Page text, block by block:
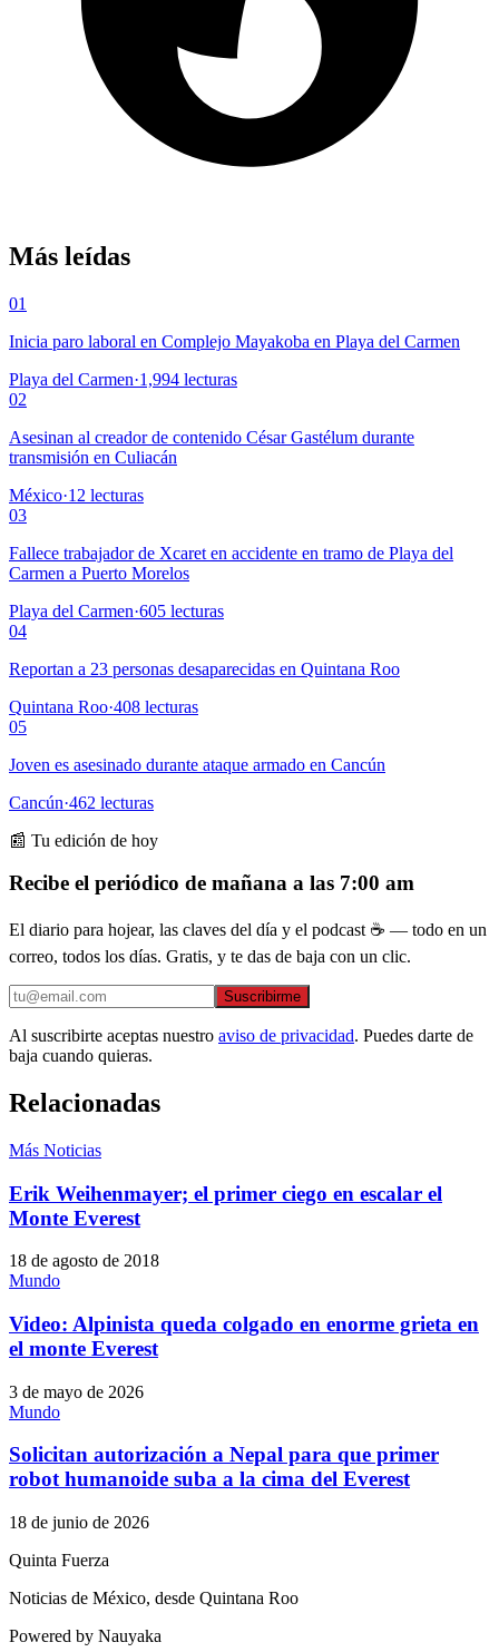
Más leídas
01
Inicia paro laboral en Complejo Mayakoba en Playa del Carmen
Playa del Carmen·1,994 lecturas
02
Asesinan al creador de contenido César Gastélum durante
transmisión en Culiacán
México·12 lecturas
03
Fallece trabajador de Xcaret en accidente en tramo de Playa del
Carmen a Puerto Morelos
Playa del Carmen·605 lecturas
04
Reportan a 23 personas desaparecidas en Quintana Roo
Quintana Roo·408 lecturas
05
Joven es asesinado durante ataque armado en Cancún
Cancún·462 lecturas
📰 Tu edición de hoy
Recibe el periódico de mañana a las 7:00 am
El diario para hojear, las claves del día y el podcast ☕ — todo en un
correo, todos los días. Gratis, y te das de baja con un clic.
Suscribirme
Al suscribirte aceptas nuestro aviso de privacidad. Puedes darte de
baja cuando quieras.
Relacionadas
Más Noticias
Erik Weihenmayer; el primer ciego en escalar el
Monte Everest
18 de agosto de 2018
Mundo
Video: Alpinista queda colgado en enorme grieta en
el monte Everest
3 de mayo de 2026
Mundo
Solicitan autorización a Nepal para que primer
robot humanoide suba a la cima del Everest
18 de junio de 2026
Quinta Fuerza
Noticias de México, desde Quintana Roo
Powered by Nauyaka